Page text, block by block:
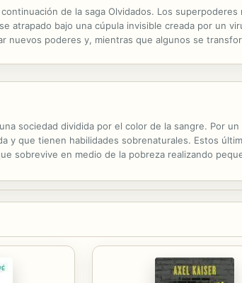
de la saga Olvidados. Los
atrapado bajo una cúpula invisible creada por un
nuevos poderes y, mientras que algunos se
sociedad dividida por el color de la sangre. Por
y que tienen habilidades sobrenaturales. Estos
sobrevive en medio de la pobreza realizando